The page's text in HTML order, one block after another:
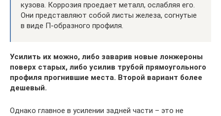
кузова. Коррозия проедает металл, ослабляя его.
Они представляют собой листы железа, согнутые
в виде П-образного профиля.
Усилить их можно, либо заварив новые лонжероны
поверх старых, либо усилив трубой прямоугольного
профиля прогнившие места. Второй вариант более
дешевый.
Однако главное в усилении задней части – это не